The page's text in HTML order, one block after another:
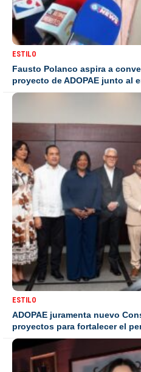
ESTILO
Fausto Polanco aspira a
proyecto de ADOPAE junto al
ESTILO
ADOPAE juramenta nuevo
proyectos para fortalecer el